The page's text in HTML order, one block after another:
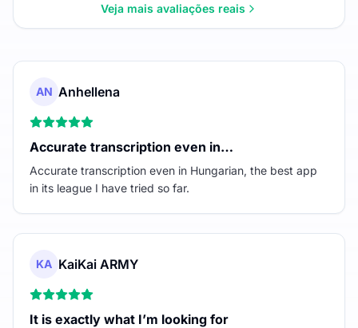
Veja mais avaliações reais
AN Anhellena
Accurate transcription even in…
Accurate transcription even in Hungarian, the best app
in its league I have tried so far.
KA KaiKai ARMY
It is exactly what I’m looking for